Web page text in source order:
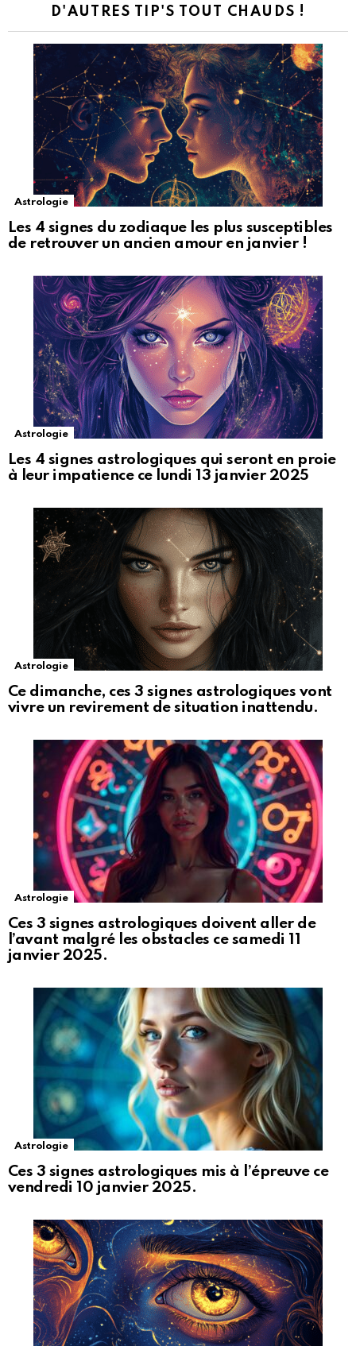
D'AUTRES TIP'S TOUT CHAUDS !
Astrologie
Les 4 signes du zodiaque les plus susceptibles
de retrouver un ancien amour en janvier !
Astrologie
Les 4 signes astrologiques qui seront en proie
à leur impatience ce lundi 13 janvier 2025
Astrologie
Ce dimanche, ces 3 signes astrologiques vont
vivre un revirement de situation inattendu.
Astrologie
Ces 3 signes astrologiques doivent aller de
l’avant malgré les obstacles ce samedi 11
janvier 2025.
Astrologie
Ces 3 signes astrologiques mis à l’épreuve ce
vendredi 10 janvier 2025.